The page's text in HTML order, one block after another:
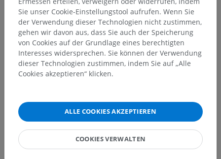
Gelenke der freien oberen Extremität>
Handgelenke> Fingermittel- und Endgelenke>
Handflächenbänder
Darunterliegende Strukturen: Für dieses anatomische
Teil gibt es keine zugehörigen Strukturen
Übersetzungen
Sie unser Cookie-Einstellungstool aufrufen. Wenn Sie
der Verwendung dieser Technologien nicht zustimmen,
gehen wir davon aus, dass Sie auch der Speicherung
von Cookies auf der Grundlage eines berechtigten
Interesses widersprechen. Sie können der Verwendung
dieser Technologien zustimmen, indem Sie auf „Alle
Cookies akzeptieren“ klicken.
ALLE COOKIES AKZEPTIEREN
COOKIES VERWALTEN